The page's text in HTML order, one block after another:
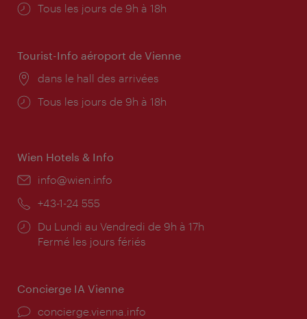
Horaires
Tous les jours de 9h à 18h
Tourist-Info aéroport de Vienne
Lieu:
dans le hall des arrivées
Horaires
Tous les jours de 9h à 18h
Wien Hotels & Info
E-
info@wien.info
Téléphone:
+43-1-24 555
Horaires
d'ouverture:
Du Lundi au Vendredi de 9h à 17h
Fermé les jours fériés
Concierge IA Vienne
Ort:
concierge.vienna.info